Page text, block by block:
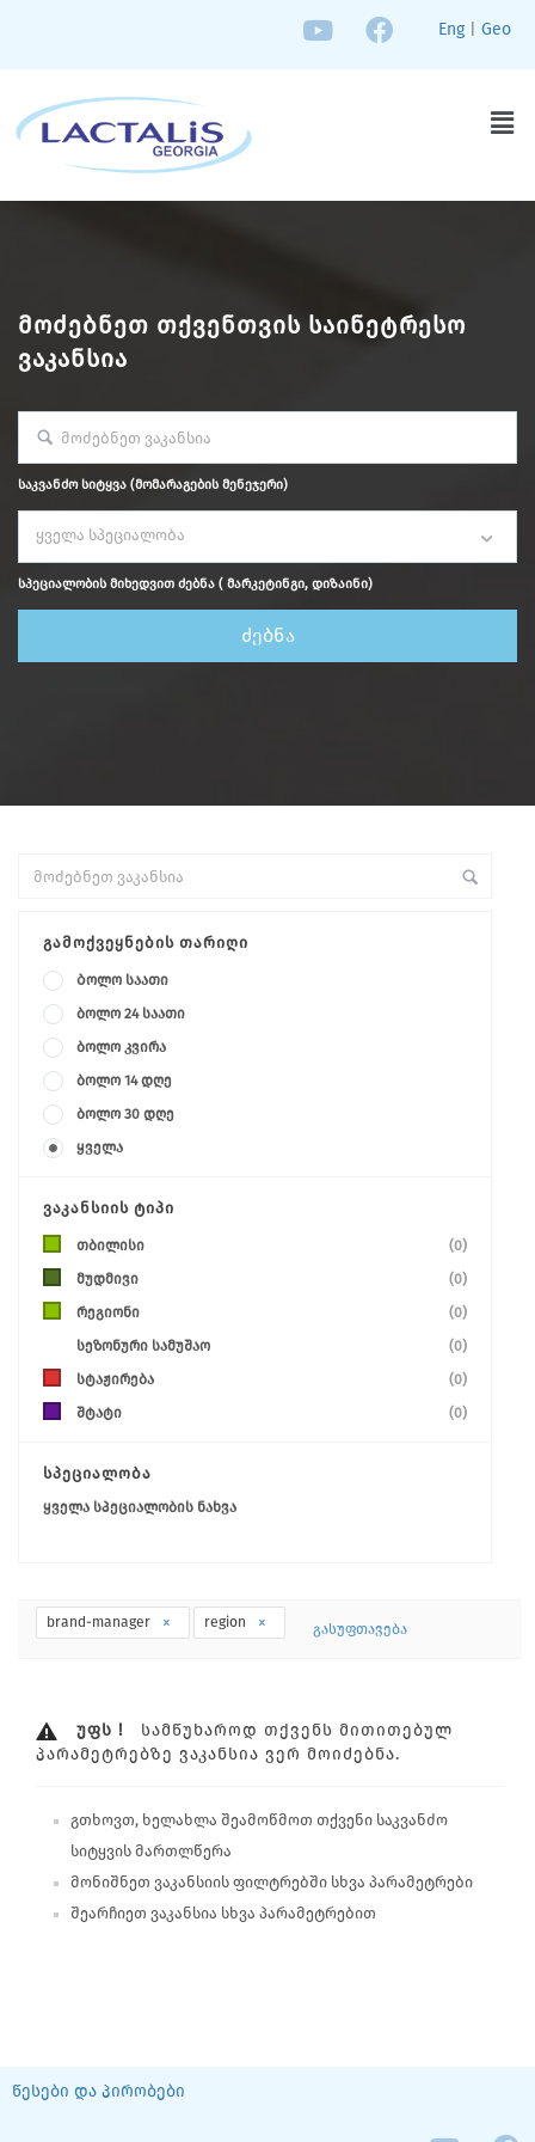
Eng Geo
ᲛᲝᲫᲔᲑᲜᲔᲗ ᲗᲥᲕᲔᲜᲗᲕᲘᲡ ᲡᲐᲘᲜᲔᲢᲠᲔᲡᲝ
ᲕᲐᲙᲐᲜᲡᲘᲐ
საკვანძო სიტყვა (მომარაგების მენეჯერი)
ყველა სპეციალობა
სპეციალობის მიხედვით ძებნა ( მარკეტინგი, დიზაინი)
ᲒᲐᲛᲝᲥᲕᲔᲧᲜᲔᲑᲘᲡ ᲗᲐᲠᲘᲦᲘ
Ბოლო საათი
ბოლო 24 საათი
ბოლო კვირა
ბოლო 14 დღე
ბოლო 30 დღე
ყველა
ᲕᲐᲙᲐᲜᲡᲘᲘᲡ ᲢᲘᲞᲘ
თბილისი
(0)
მუდმივი
(0)
რეგიონი
(0)
სეზონური სამუშაო
(0)
სტაჟირება
(0)
შტატი
(0)
ᲡᲞᲔᲪᲘᲐᲚᲝᲑᲐ
ყველა სპეციალობის ნახვა
brand-manager region გასუფთავება
ᲣᲤᲡ !
ᲡᲐᲛᲬᲣᲮᲐᲠᲝᲓ ᲗᲥᲕᲔᲜᲡ ᲛᲘᲗᲘᲗᲔᲑᲣᲚ
ᲞᲐᲠᲐᲛᲔᲢᲠᲔᲑᲖᲔ ᲕᲐᲙᲐᲜᲡᲘᲐ ᲕᲔᲠ ᲛᲝᲘᲫᲔᲑᲜᲐ.
გთხოვთ, ხელახლა შეამოწმოთ თქვენი საკვანძო
სიტყვის მართლწერა
მონიშნეთ ვაკანსიის ფილტრებში სხვა პარამეტრები
შეარჩიეთ ვაკანსია სხვა პარამეტრებით
წესები და პირობები